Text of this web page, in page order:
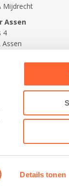
Details tonen
Mijdrecht
Assen
4